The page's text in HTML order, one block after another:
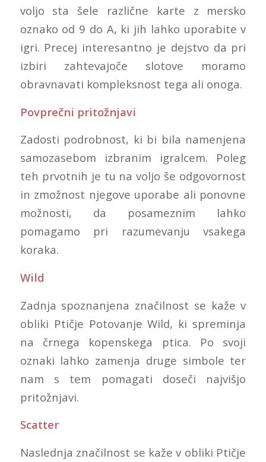
voljo sta šele različne karte z mersko
oznako od 9 do A, ki jih lahko uporabite v
igri. Precej interesantno je dejstvo da pri
izbiri zahtevajoče slotove moramo
obravnavati kompleksnost tega ali onoga.
Povprečni pritožnjavi
Zadosti podrobnost, ki bi bila namenjena
samozasebom izbranim igralcem. Poleg
teh prvotnih je tu na voljo še odgovornost
in zmožnost njegove uporabe ali ponovne
možnosti, da posameznim lahko
pomagamo pri razumevanju vsakega
koraka.
Wild
Zadnja spoznanjena značilnost se kaže v
obliki Ptičje Potovanje Wild, ki spreminja
na črnega kopenskega ptica. Po svoji
oznaki lahko zamenja druge simbole ter
nam s tem pomagati doseči najvišjo
pritožnjavi.
Scatter
Naslednja značilnost se kaže v obliki Ptičje